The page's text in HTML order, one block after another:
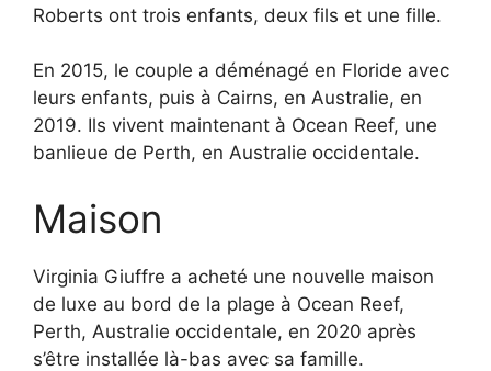
Roberts ont trois enfants, deux fils et une fille.
En 2015, le couple a déménagé en Floride avec
leurs enfants, puis à Cairns, en Australie, en
2019. Ils vivent maintenant à Ocean Reef, une
banlieue de Perth, en Australie occidentale.
Maison
Virginia Giuffre a acheté une nouvelle maison
de luxe au bord de la plage à Ocean Reef,
Perth, Australie occidentale, en 2020 après
s’être installée là-bas avec sa famille.